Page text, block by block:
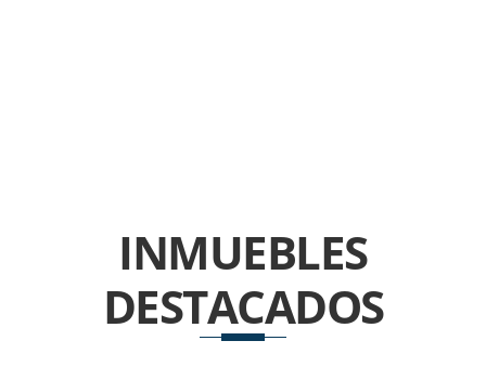
INMUEBLES
DESTACADOS